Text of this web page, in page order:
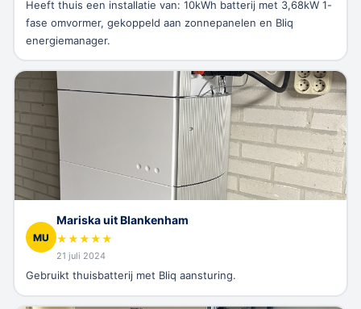
Heeft thuis een installatie van: 10kWh batterij met 3,68kW 1-
fase omvormer, gekoppeld aan zonnepanelen en Bliq
energiemanager.
MU
Mariska uit Blankenham
★★★★★
21 juli 2024
Gebruikt thuisbatterij met Bliq aansturing.